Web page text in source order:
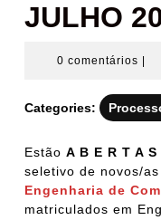
JULHO
0 comentários
Categories:
Estão A B E R T A S
seletivo de novos/
Engenharia de
matriculados em